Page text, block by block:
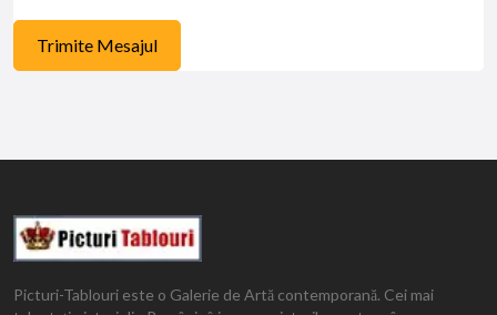
Trimite Mesajul
Picturi-Tablouri este o Galerie de Artă contemporană. Cei mai